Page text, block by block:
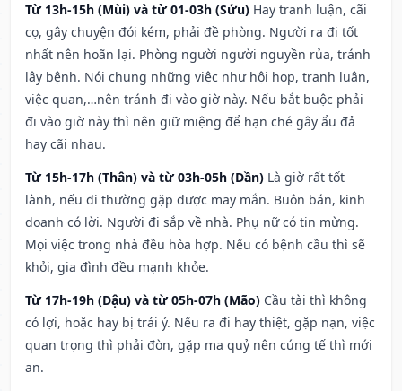
Từ 13h-15h (Mùi) và từ 01-03h (Sửu) Hay tranh luận, cãi
cọ, gây chuyện đói kém, phải đề phòng. Người ra đi tốt
nhất nên hoãn lại. Phòng người người nguyền rủa, tránh
lây bệnh. Nói chung những việc như hội họp, tranh luận,
việc quan,…nên tránh đi vào giờ này. Nếu bắt buộc phải
đi vào giờ này thì nên giữ miệng để hạn ché gây ẩu đả
hay cãi nhau.
Từ 15h-17h (Thân) và từ 03h-05h (Dần) Là giờ rất tốt
lành, nếu đi thường gặp được may mắn. Buôn bán, kinh
doanh có lời. Người đi sắp về nhà. Phụ nữ có tin mừng.
Mọi việc trong nhà đều hòa hợp. Nếu có bệnh cầu thì sẽ
khỏi, gia đình đều mạnh khỏe.
Từ 17h-19h (Dậu) và từ 05h-07h (Mão) Cầu tài thì không
có lợi, hoặc hay bị trái ý. Nếu ra đi hay thiệt, gặp nạn, việc
quan trọng thì phải đòn, gặp ma quỷ nên cúng tế thì mới
an.